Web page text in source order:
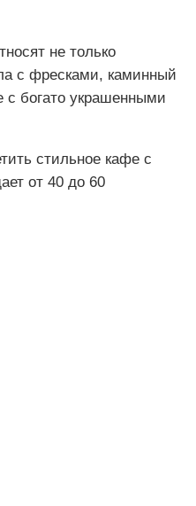
не только
с фресками, каминный
с богато украшенными
стильное кафе с
от 40 до 60